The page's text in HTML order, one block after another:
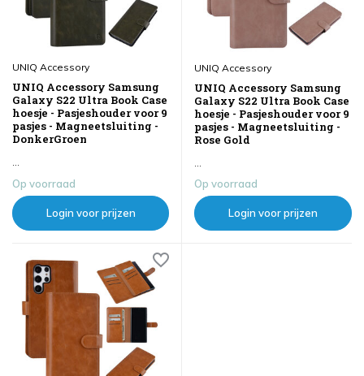
UNIQ Accessory
UNIQ Accessory Samsung
Galaxy S22 Ultra Book Case
hoesje - Pasjeshouder voor 9
pasjes - Magneetsluiting -
DonkerGroen
Op voorraad
Login voor prijzen
UNIQ Accessory
UNIQ Accessory Samsung
Galaxy S22 Ultra Book Case
hoesje - Pasjeshouder voor 9
pasjes - Magneetsluiting -
Rose Gold
Op voorraad
Login voor prijzen